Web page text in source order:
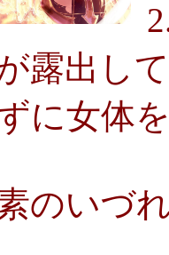
露出し
に女体
のいづ